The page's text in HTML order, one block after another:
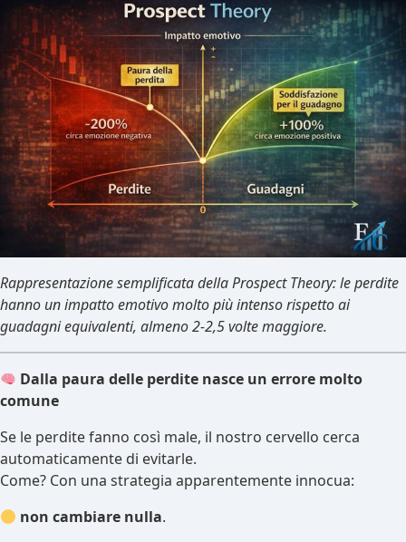
Rappresentazione semplificata della Prospect Theory: le perdite
hanno un impatto emotivo molto più intenso rispetto ai
guadagni equivalenti, almeno 2-2,5 volte maggiore.
Dalla paura delle perdite nasce un errore molto
comune
Se le perdite fanno così male, il nostro cervello cerca
automaticamente di evitarle.
Come? Con una strategia apparentemente innocua:
non cambiare nulla.